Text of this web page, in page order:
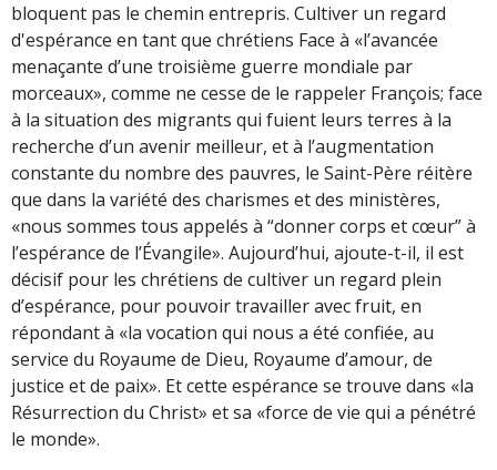
bloquent pas le chemin entrepris. Cultiver un regard
d'espérance en tant que chrétiens Face à «l’avancée
menaçante d’une troisième guerre mondiale par
morceaux», comme ne cesse de le rappeler François; face
à la situation des migrants qui fuient leurs terres à la
recherche d’un avenir meilleur, et à l’augmentation
constante du nombre des pauvres, le Saint-Père réitère
que dans la variété des charismes et des ministères,
«nous sommes tous appelés à “donner corps et cœur” à
l’espérance de l’Évangile». Aujourd’hui, ajoute-t-il, il est
décisif pour les chrétiens de cultiver un regard plein
d’espérance, pour pouvoir travailler avec fruit, en
répondant à «la vocation qui nous a été confiée, au
service du Royaume de Dieu, Royaume d’amour, de
justice et de paix». Et cette espérance se trouve dans «la
Résurrection du Christ» et sa «force de vie qui a pénétré
le monde».